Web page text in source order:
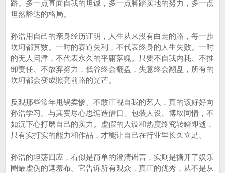
路。多一点直面自我的坦诚，多一点脚踏实地的努力，多一点
坦然豁达的格局。
孙浩用自己的亲身经历证明，人生从来没有白走的路，每一步
坎坷都算数。一时的赛道失利，不代表终身的人生失败。一时
的无人问津，不代表永久的平庸落魄。只要不自我内耗、不推
卸责任、不放弃努力，低谷终会翻盘，失意终会翻盘，所有的
坎坷都会变成照亮前路的光芒。
反观那些常年甩锅卖惨、不敢正视自我的艺人，真的该好好向
孙浩学习。与其费尽心思编造借口、包装人设、博取同情，不
如沉下心打磨自己的实力。虚假的人设和热度终究转瞬即逝，
只有实打实的能力和作品，才能让自己在行业里长久立足。
孙浩的坦荡回应，看似是简单的澄清谣言，实则是撕开了娱乐
圈最虚伪的遮羞布。它告诉所有观众，真正的优秀，从不是从